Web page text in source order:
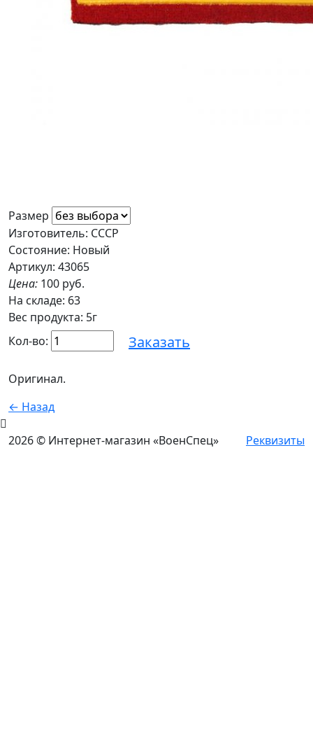
Размер
Изготовитель: СССР
Состояние: Новый
Артикул: 43065
Цена: 100 руб.
На складе: 63
Вес продукта: 5г
Кол-во:
Заказать
Оригинал.
← Назад
2026 © Интернет-магазин «ВоенСпец» Реквизиты